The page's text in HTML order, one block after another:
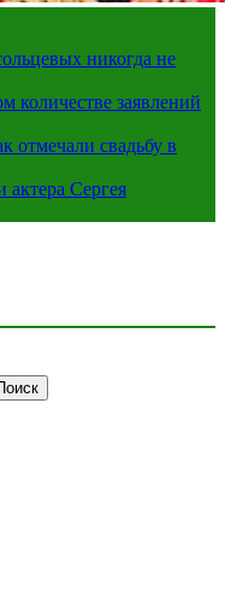
никогда не
количестве заявлений
отмечали свадьбу в
актера Сергея